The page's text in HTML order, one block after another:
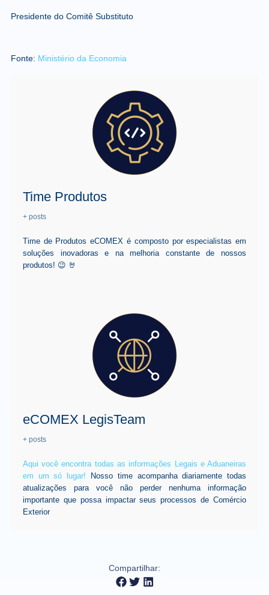
Presidente do Comitê Substituto
Fonte: Ministério da Economia
Time Produtos
+ posts
Time de Produtos eCOMEX é composto por especialistas em
soluções inovadoras e na melhoria constante de nossos
produtos! 😉 🤘
eCOMEX LegisTeam
+ posts
Aqui você encontra todas as informações Legais e Aduaneiras
em um só lugar! Nosso time acompanha diariamente todas
atualizações para você não perder nenhuma informação
importante que possa impactar seus processos de Comércio
Exterior
Compartilhar: